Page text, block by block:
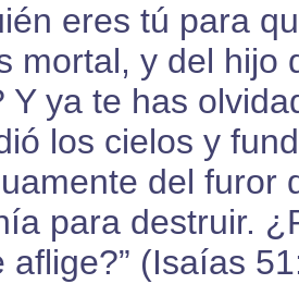
eres tú para
mortal, y del hijo
Y ya te has
los cielos y
del furor
para destruir.
aflige?” (Isaías